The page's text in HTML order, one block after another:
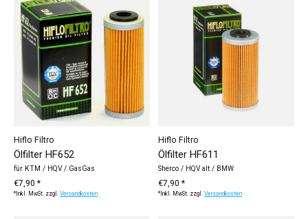
Hiflo Filtro
Ölfilter HF652
für KTM / HQV / GasGas
€7,90 *
*Inkl. MwSt. zzgl.Versandkosten
Hiflo Filtro
Ölfilter HF611
Sherco / HQV alt / BMW
€7,90 *
*Inkl. MwSt. zzgl.Versandkosten